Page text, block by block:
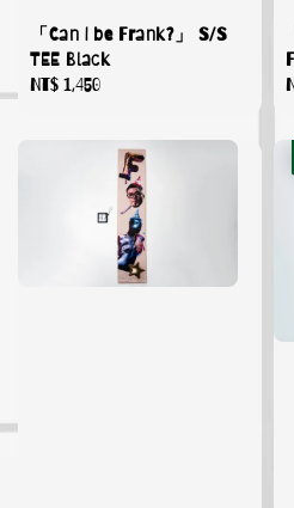
「Can I be Frank?」 S/S
TEE Black
Regular
NT$ 1,450